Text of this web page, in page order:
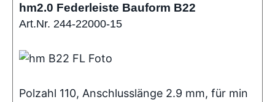
hm2.0 Federleiste Bauform B22
Art.Nr. 244-22000-15
Polzahl 110, Anschlusslänge 2.9 mm, für min